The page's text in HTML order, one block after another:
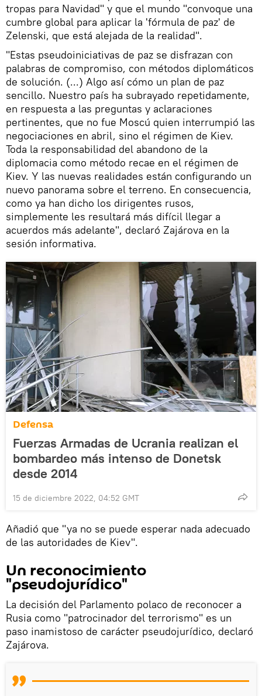
tropas para Navidad" y que el mundo "convoque una
cumbre global para aplicar la 'fórmula de paz' de
Zelenski, que está alejada de la realidad".
"Estas pseudoiniciativas de paz se disfrazan con
palabras de compromiso, con métodos diplomáticos
de solución. (...) Algo así cómo un plan de paz
sencillo. Nuestro país ha subrayado repetidamente,
en respuesta a las preguntas y aclaraciones
pertinentes, que no fue Moscú quien interrumpió las
negociaciones en abril, sino el régimen de Kiev.
Toda la responsabilidad del abandono de la
diplomacia como método recae en el régimen de
Kiev. Y las nuevas realidades están configurando un
nuevo panorama sobre el terreno. En consecuencia,
como ya han dicho los dirigentes rusos,
simplemente les resultará más difícil llegar a
acuerdos más adelante", declaró Zajárova en la
sesión informativa.
Defensa
Fuerzas Armadas de Ucrania realizan el
bombardeo más intenso de Donetsk
desde 2014
15 de diciembre 2022, 04:52 GMT
Añadió que "ya no se puede esperar nada adecuado
de las autoridades de Kiev".
Un reconocimiento
"pseudojurídico"
La decisión del Parlamento polaco de reconocer a
Rusia como "patrocinador del terrorismo" es un
paso inamistoso de carácter pseudojurídico, declaró
Zajárova.